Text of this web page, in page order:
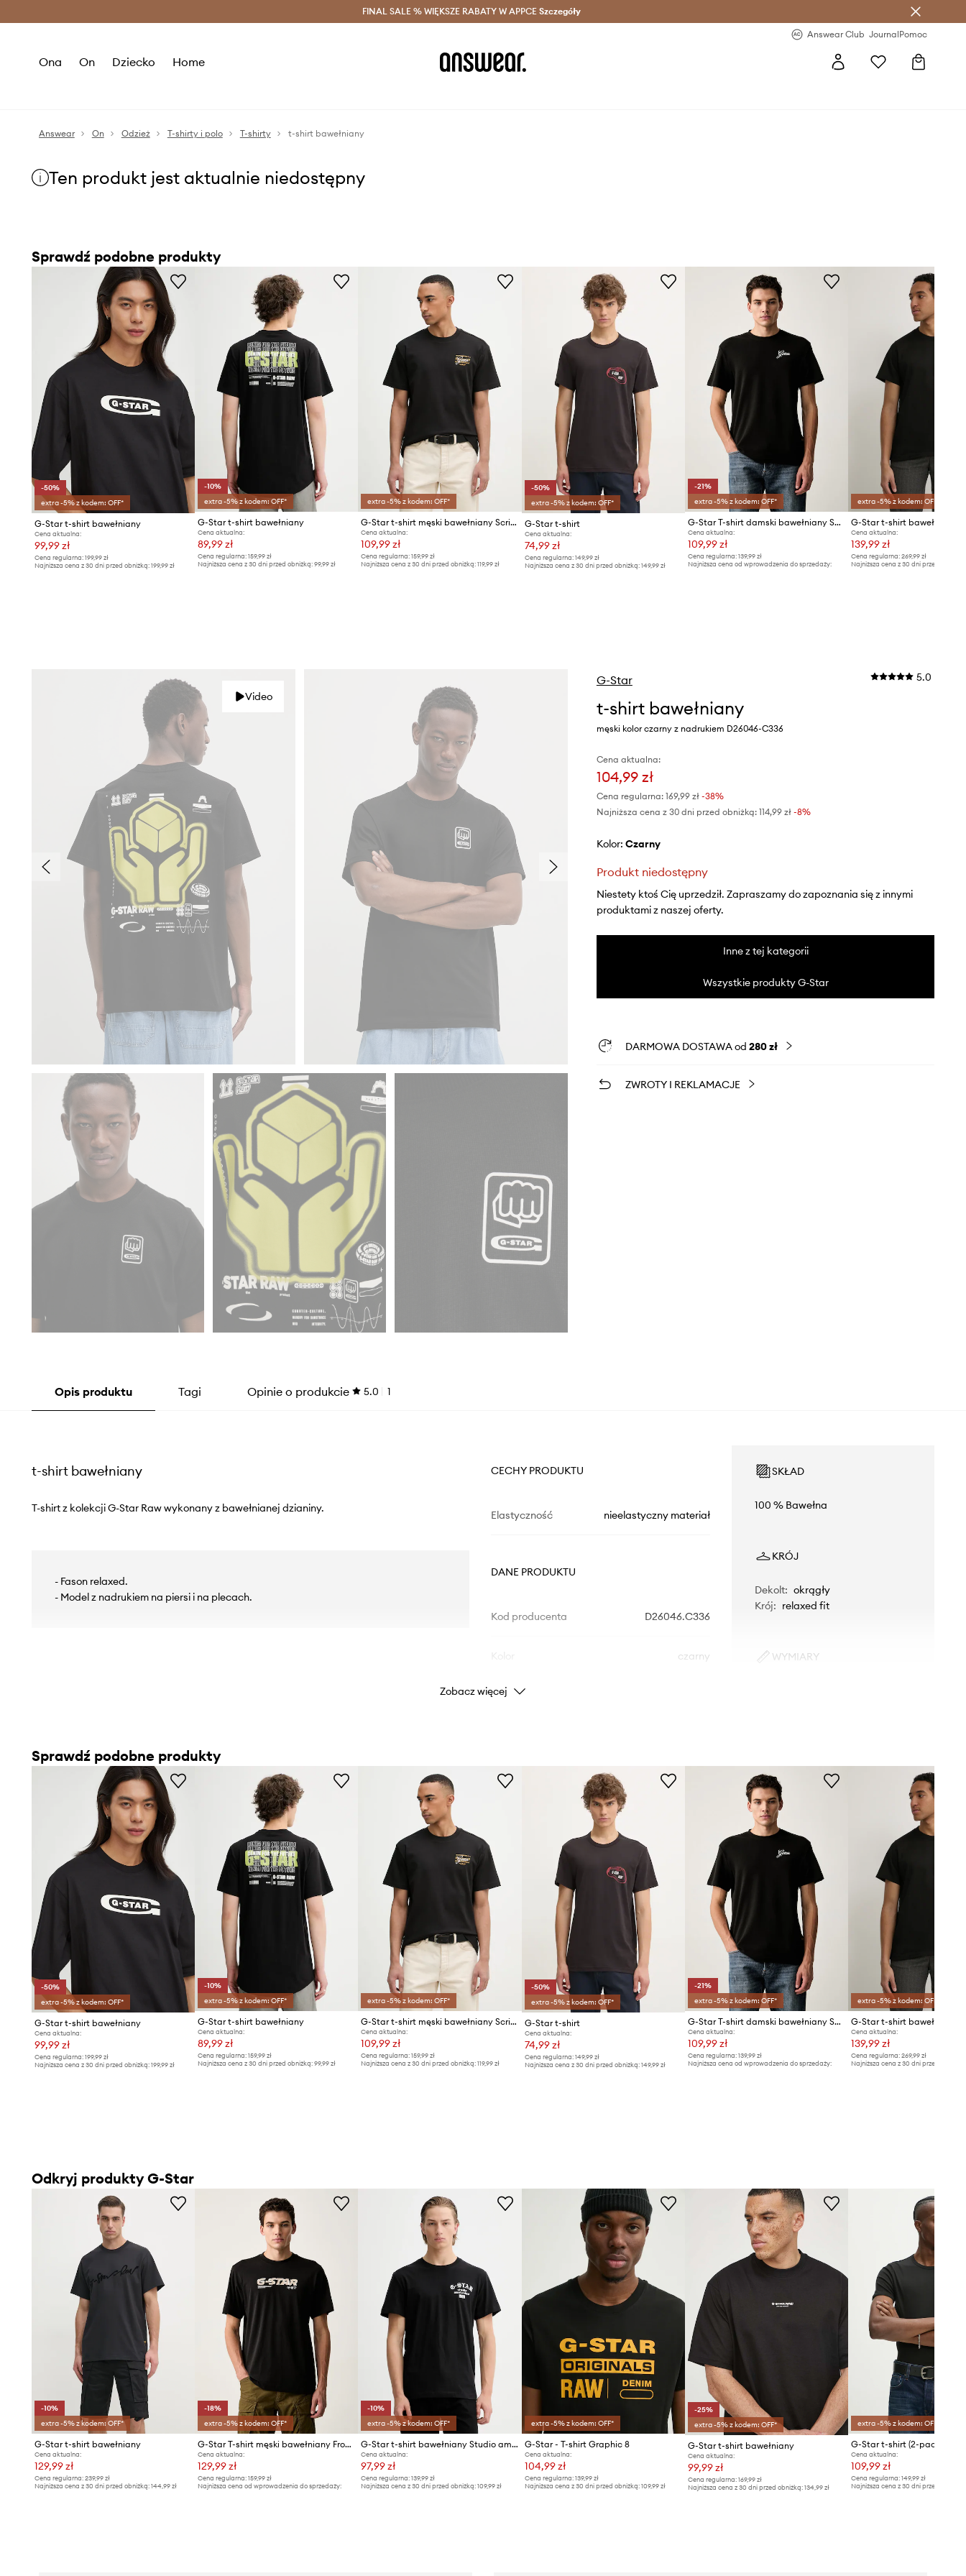
Oszczędzaj z Answear Club > Dostawa nawet w 24h >
FINAL SALE % WIĘKSZE RABATY W APPCE Szczegóły
Answear Club JournalPomoc
Ona On Dziecko Home
Answear On Odzież T-shirty i polo T-shirty t-shirt bawełniany
Ten produkt jest aktualnie niedostępny
Sprawdź podobne produkty
-50%
extra -5% z kodem: OFF*
G-Star t-shirt bawełniany
Cena aktualna:
99,99 zł
Cena regularna: 199,99 zł
Najniższa cena z 30 dni przed obniżką: 199,99 zł
-10%
extra -5% z kodem: OFF*
G-Star t-shirt bawełniany
Cena aktualna:
89,99 zł
Cena regularna:159,99 zł
Najniższa cena z 30 dni przed obniżką:99,99 zł
extra -5% z kodem: OFF*
G-Star t-shirt męski bawełniany Script gr
Cena aktualna:
109,99 zł
Cena regularna: 159,99 zł
Najniższa cena z 30 dni przed obniżką: 119,99 zł
-50%
extra -5% z kodem: OFF*
G-Star t-shirt
Cena aktualna:
74,99 zł
Cena regularna: 149,99 zł
Najniższa cena z 30 dni przed obniżką: 149,99 zł
-21%
extra -5% z kodem: OFF*
G-Star T-shirt damski bawełniany Script r t
Cena aktualna:
109,99 zł
Cena regularna:139,99 zł
Najniższa cena od wprowadzenia do sprzedaży:
extra -5% z kodem: OFF*
G-Star t-shirt bawełniany
Cena aktualna:
139,99 zł
Cena regularna: 269,99 zł
Najniższa cena z 30 dni przed obniżką:
Video
G-Star 5.0
t-shirt bawełniany
męski kolor czarny z nadrukiem D26046-C336
Cena aktualna:
104,99 zł
Cena regularna: 169,99 zł-38%
Najniższa cena z 30 dni przed obniżką: 114,99 zł -8%
Kolor: czarny
Produkt niedostępny
Niestety ktoś Cię uprzedził. Zapraszamy do zapoznania się z innymi
produktami z naszej oferty.
Inne z tej kategorii
Wszystkie produkty G-Star
DARMOWA DOSTAWA od 280 zł
ZWROTY I REKLAMACJE
Opis produktu Tagi Opinie o produkcie 5.0 1
t-shirt bawełniany
T-shirt z kolekcji G-Star Raw wykonany z bawełnianej dzianiny.
- Fason relaxed.
- Model z nadrukiem na piersi i na plecach.
CECHY PRODUKTU
Elastyczność nieelastyczny materiał
DANE PRODUKTU
Kod producenta D26046.C336
czarny
Marka
ID Produktu
SKŁAD
100 % Bawełna
KRÓJ
Dekolt: okrągły
Krój: relaxed fit
WYMIARY
Tabela rozmiarów
Zobacz więcej
Sprawdź podobne produkty
-50%
extra -5% z kodem: OFF*
G-Star t-shirt bawełniany
Cena aktualna:
99,99 zł
Cena regularna: 199,99 zł
Najniższa cena z 30 dni przed obniżką: 199,99 zł
-10%
extra -5% z kodem: OFF*
G-Star t-shirt bawełniany
Cena aktualna:
89,99 zł
Cena regularna:159,99 zł
Najniższa cena z 30 dni przed obniżką:99,99 zł
extra -5% z kodem: OFF*
G-Star t-shirt męski bawełniany Script gr
Cena aktualna:
109,99 zł
Cena regularna: 159,99 zł
Najniższa cena z 30 dni przed obniżką: 119,99 zł
-50%
extra -5% z kodem: OFF*
G-Star t-shirt
Cena aktualna:
74,99 zł
Cena regularna: 149,99 zł
Najniższa cena z 30 dni przed obniżką: 149,99 zł
-21%
extra -5% z kodem: OFF*
G-Star T-shirt damski bawełniany Script r t
Cena aktualna:
109,99 zł
Cena regularna:139,99 zł
Najniższa cena od wprowadzenia do sprzedaży:
extra -5% z kodem: OFF*
G-Star t-shirt bawełniany
Cena aktualna:
139,99 zł
Cena regularna: 269,99 zł
Najniższa cena z 30 dni przed obniżką:
Odkryj produkty G-Star
-10%
extra -5% z kodem: OFF*
G-Star t-shirt bawełniany
Cena aktualna:
129,99 zł
Cena regularna: 239,99 zł
Najniższa cena z 30 dni przed obniżką: 144,99 zł
-18%
extra -5% z kodem: OFF*
G-Star T-shirt męski bawełniany Front prt logo r t
Cena aktualna:
129,99 zł
Cena regularna:159,99 zł
Najniższa cena od wprowadzenia do sprzedaży:
-10%
extra -5% z kodem: OFF*
G-Star t-shirt bawełniany Studio ams
Cena aktualna:
97,99 zł
Cena regularna: 139,99 zł
Najniższa cena z 30 dni przed obniżką: 109,99 zł
extra -5% z kodem: OFF*
G-Star - T-shirt Graphic 8
Cena aktualna:
104,99 zł
Cena regularna: 139,99 zł
Najniższa cena z 30 dni przed obniżką: 109,99 zł
-25%
extra -5% z kodem: OFF*
G-Star t-shirt bawełniany
Cena aktualna:
99,99 zł
Cena regularna:169,99 zł
Najniższa cena z 30 dni przed obniżką:134,99 zł
extra -5% z kodem: OFF*
G-Star t-shirt (2-pack) Base
Cena aktualna:
109,99 zł
Cena regularna: 149,99 zł
Najniższa cena z 30 dni przed obniżką: